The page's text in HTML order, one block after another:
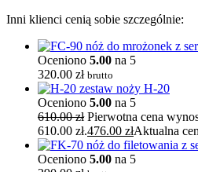
Inni klienci cenią sobie szczególnie:
Oceniono 5.00 na 5
320.00 zł brutto
H-20
Oceniono 5.00 na 5
610.00zł Pierwotna cena
610.00 zł.476.00 złAktualna
Oceniono 5.00 na 5